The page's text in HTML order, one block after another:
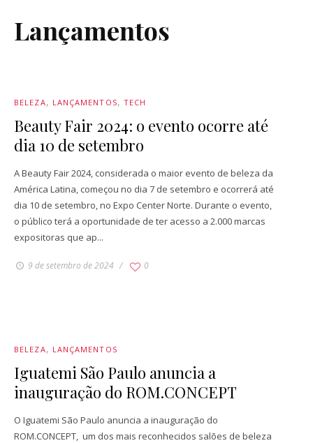
Lançamentos
BELEZA LANÇAMENTOS TECH
Beauty Fair 2024: o evento ocorre até
dia 10 de setembro
A Beauty Fair 2024, considerada o maior evento de beleza da
América Latina, começou no dia 7 de setembro e ocorrerá até
dia 10 de setembro, no Expo Center Norte. Durante o evento,
o público terá a oportunidade de ter acesso a 2.000 marcas
expositoras que ap...
9 de setembro de 2024 0
BELEZA LANÇAMENTOS
Iguatemi São Paulo anuncia a
inauguração do ROM.CONCEPT
O Iguatemi São Paulo anuncia a inauguração do
ROM.CONCEPT, um dos mais reconhecidos salões de beleza